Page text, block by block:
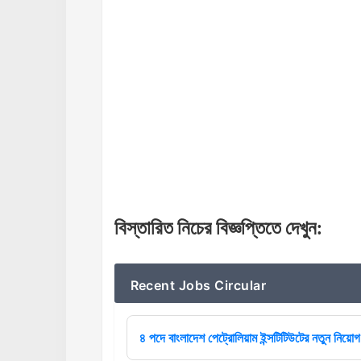
বিস্তারিত নিচের বিজ্ঞপ্তিতে দেখুন:
Recent Jobs Circular
৪ পদে বাংলাদেশ পেট্রোলিয়াম ইন্সটিটিউটের নতুন